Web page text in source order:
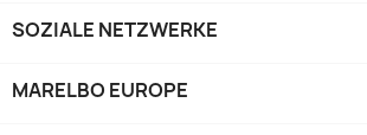
SOZIALE NETZWERKE
MARELBO EUROPE